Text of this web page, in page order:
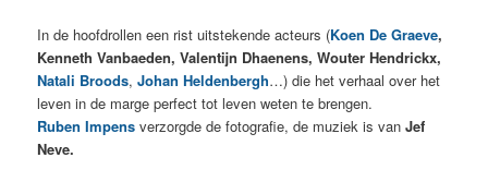
In de hoofdrollen een rist uitstekende acteurs (Koen De Graeve,
Kenneth Vanbaeden, Valentijn Dhaenens, Wouter Hendrickx,
Natali Broods,Johan Heldenbergh…) die het verhaal over het
leven in de marge perfect tot leven weten te brengen.
Ruben Impens verzorgde de fotografie, de muziek is vanJef
Neve.